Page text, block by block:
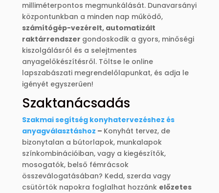
milliméterpontos megmunkálását. Dunavarsányi
központunkban a minden nap működő,
számítógép-vezérelt, automatizált
raktárrendszer gondoskodik a gyors, minőségi
kiszolgálásról és a selejtmentes
anyagelőkészítésről. Töltse le online
lapszabászati megrendelőlapunkat, és adja le
igényét egyszerűen!
Szaktanácsadás
Szakmai segítség konyhatervezéshez és
anyagválasztáshoz – Konyhát tervez, de
bizonytalan a bútorlapok, munkalapok
színkombinációiban, vagy a kiegészítők,
mosogatók, belső fémrácsok
összeválogatásában? Kedd, szerda vagy
csütörtök napokra foglalhat hozzánk előzetes